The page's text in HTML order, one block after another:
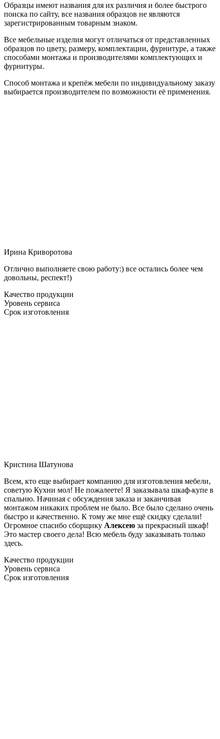
Образцы имеют названия для их различия и более быстрого
поиска по сайту, все названия образцов не являются
зарегистрированным товарным знаком.
Все мебельные изделия могут отличаться от представленных
образцов по цвету, размеру, комплектации, фурнитуре, а также
способами монтажа и производителями комплектующих и
фурнитуры.
Способ монтажа и крепёж мебели по индивидуальному заказу
выбирается производителем по возможности её применения.
Ирина Криворотова
Отлично выполняете свою работу:) все остались более чем
довольны, респект!)
Качество продукции
Уровень сервиса
Срок изготовления
Кристина Шатунова
Всем, кто еще выбирает компанию для изготовления мебели,
советую Кухни мол! Не пожалеете! Я заказывала шкаф-купе в
спальню. Начиная с обсуждения заказа и заканчивая
монтажом никаких проблем не было. Все было сделано очень
быстро и качественно. К тому же мне ещё скидку сделали!
Огромное спасибо сборщику Алексею за прекрасный шкаф!
Это мастер своего дела! Всю мебель буду заказывать только
здесь.
Качество продукции
Уровень сервиса
Срок изготовления